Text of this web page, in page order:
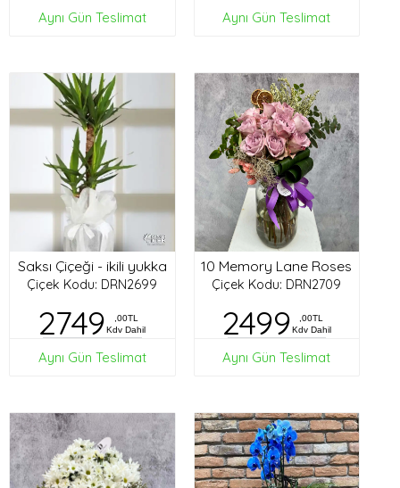
Aynı Gün Teslimat Aynı Gün Teslimat
Saksı Çiçeği - ikili yukka
Çiçek Kodu: DRN2699
2749
,00TL
Kdv Dahil
Aynı Gün Teslimat
10 Memory Lane Roses
Çiçek Kodu: DRN2709
2499
,00TL
Kdv Dahil
Aynı Gün Teslimat